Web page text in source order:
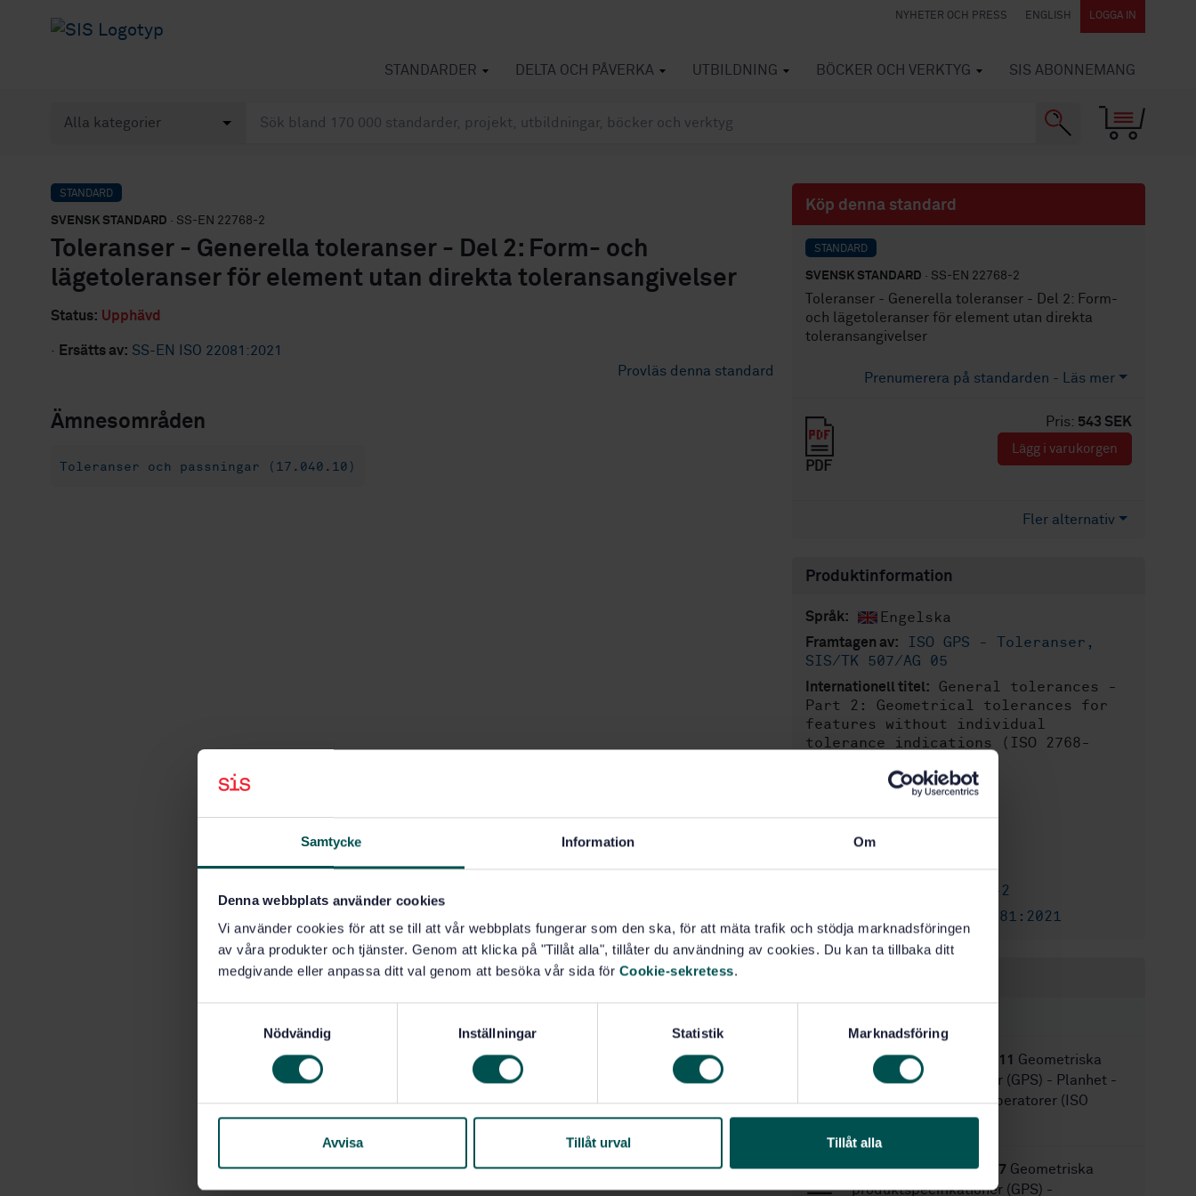
Samtycke Information Om
Denna webbplats använder cookies
Vi använder cookies för att se till att vår webbplats fungerar som den ska, för att mäta trafik och stödja marknadsföringen
av våra produkter och tjänster. Genom att klicka på "Tillåt alla", tillåter du användning av cookies. Du kan ta tillbaka ditt
medgivande eller anpassa ditt val genom att besöka vår sida för Cookie-sekretess.
s
Nödvändig Inställningar Statistik Marknadsföring
Avvisa Tillåt urval Tillåt alla
NYHETER OCH PRESS ENGLISH LOGGA IN
STANDARDER DELTA OCH PÅVERKA UTBILDNING BÖCKER OCH VERKTYG SIS ABONNEMANG
STANDARD
SVENSK STANDARD · SS-EN 22768-2
Toleranser - Generella toleranser - Del 2: Form- och
lägetoleranser för element utan direkta toleransangivelser
Status: Upphävd
· Ersätts av: SS-EN ISO 22081:2021
Provläs denna standard
Ämnesområden
Toleranser och passningar (17.040.10)
Köp denna standard
STANDARD
SVENSK STANDARD · SS-EN 22768-2
Toleranser - Generella toleranser - Del 2: Form-
och lägetoleranser för element utan direkta
toleransangivelser
Prenumerera på standarden - Läs mer
Pris: 543 SEK
PDF
Lägg i varukorgen
Fler alternativ
Produktinformation
Språk: Engelska
Framtagen av:
ISO GPS - Toleranser,
SIS/TK 507/AG 05
Internationell titel:
General tolerances -
Part 2: Geometrical tolerances for
features without individual
tolerance indications (ISO 2768-
Artikelnummer:STD-13551
1
Fastställd:
4
SS-ISO 2768-2
SS-EN ISO 22081:2021
SS-EN ISO 12781-2:2011
Geometriska
produktspecifikationer (GPS) - Planhet -
Del 2: Specifikationsoperatorer (ISO
12781-2:2011)
SS-EN ISO 8062-1:2007 Geometriska
produktspecifikationer (GPS) -